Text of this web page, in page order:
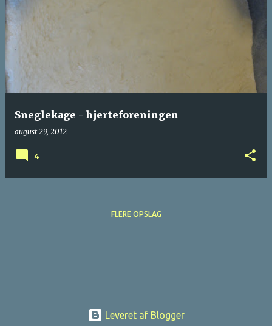
Sneglekage - hjerteforeningen
august 29, 2012
4
FLERE OPSLAG
Leveret af Blogger